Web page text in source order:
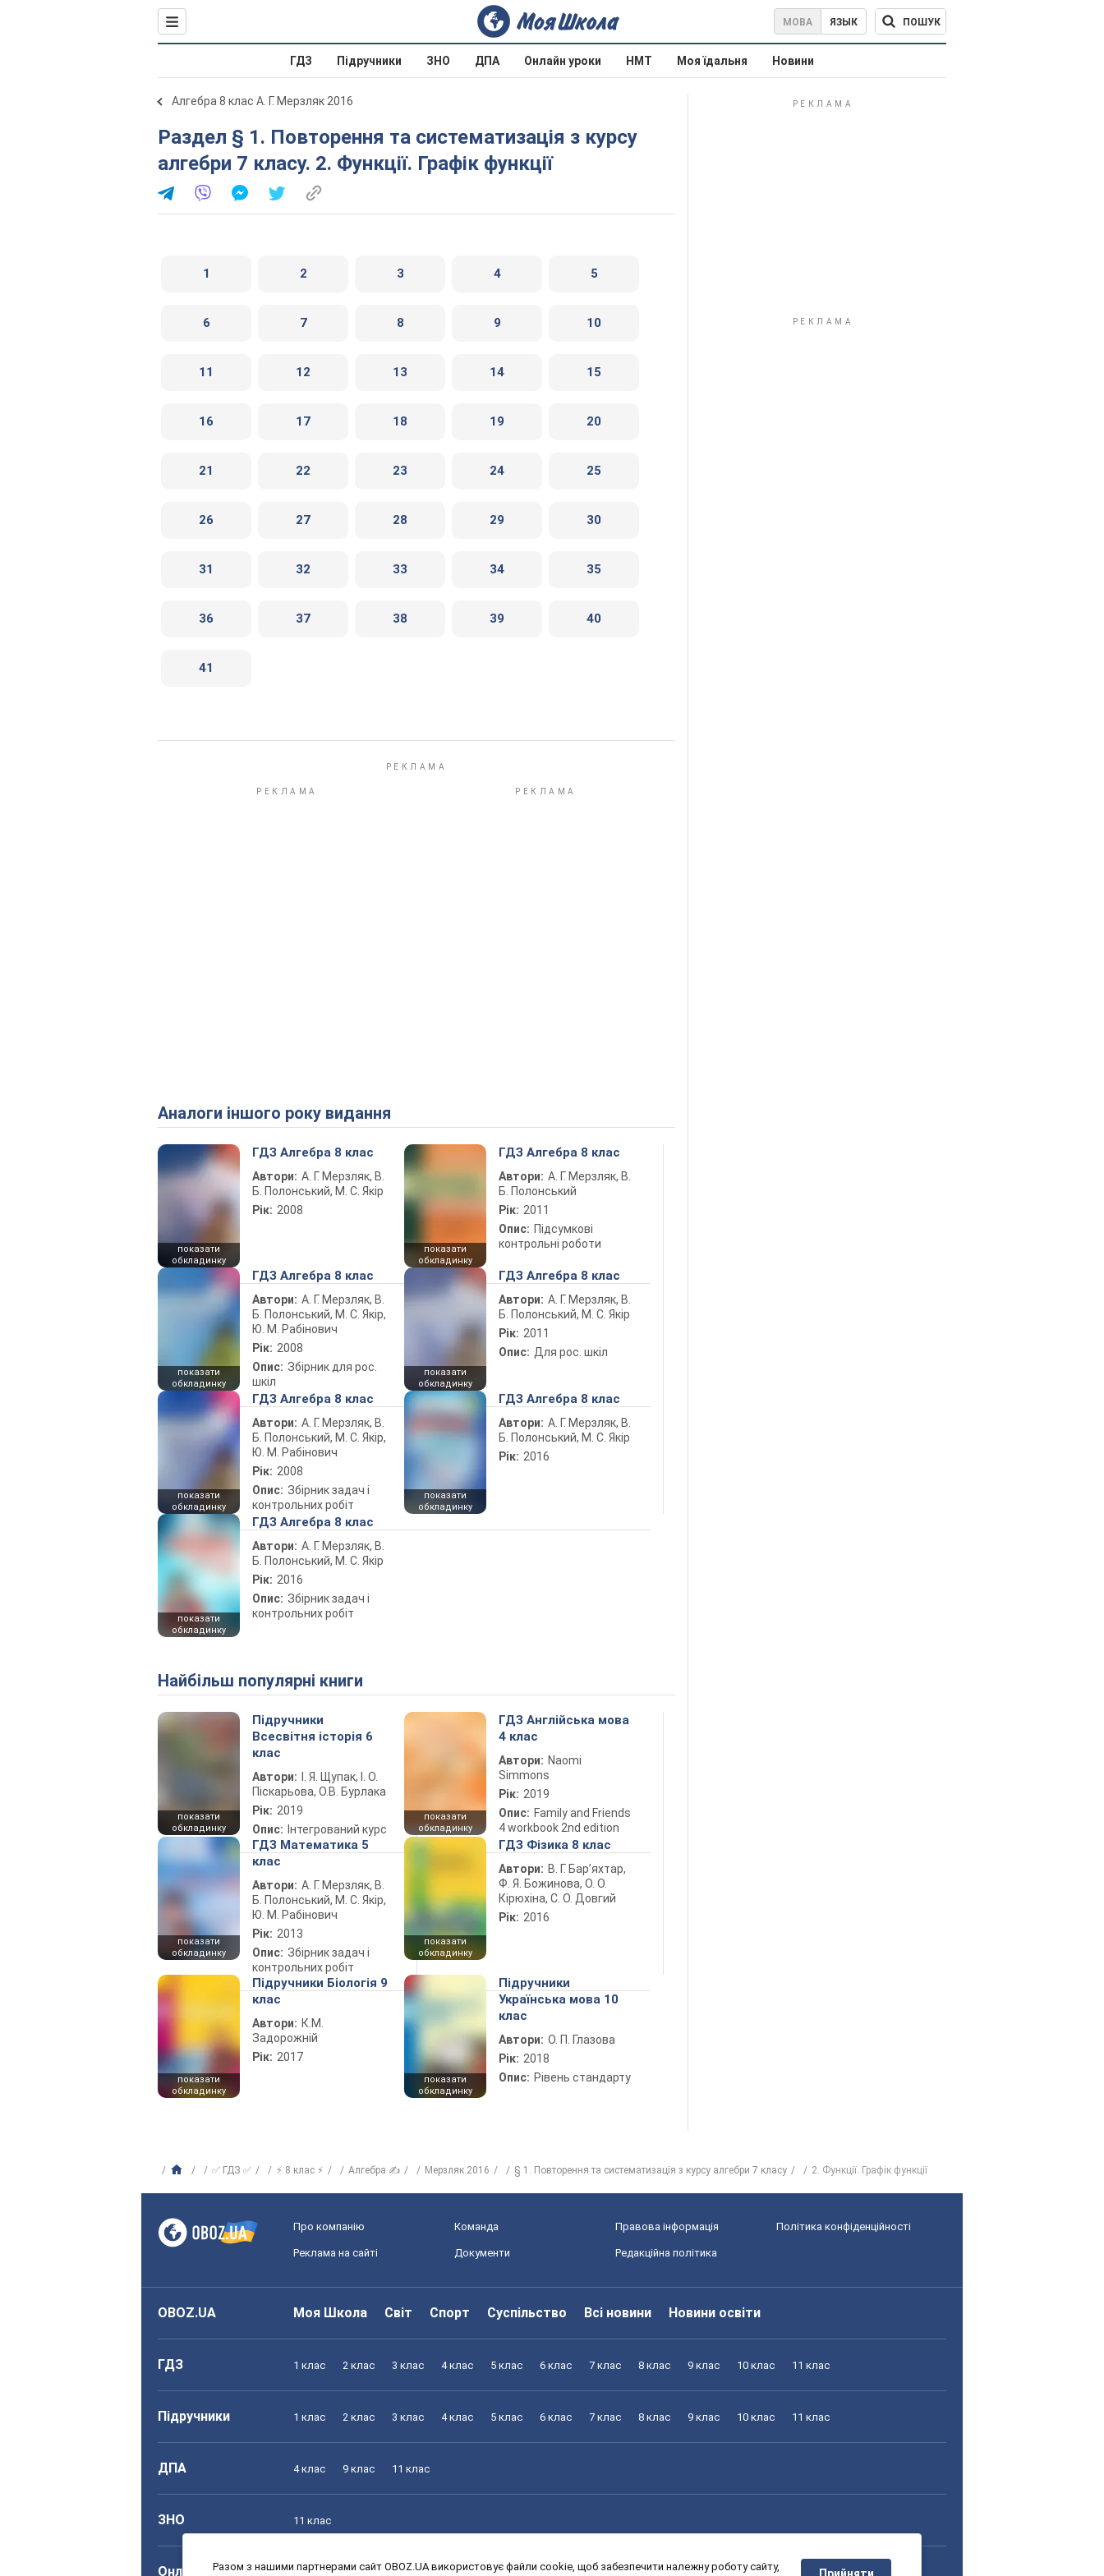
МОВА ЯЗЫК ПОШУК
ГДЗ Підручники ЗНО ДПА Онлайн уроки НМТ Моя їдальня Новини
Алгебра 8 клас А. Г. Мерзляк 2016
Раздел § 1. Повторення та систематизація з курсу
алгебри 7 класу. 2. Функції. Графік функції
1 2 3 4 5
6 7 8 9 10
11 12 13 14 15
16 17 18 19 20
21 22 23 24 25
26 27 28 29 30
31 32 33 34 35
36 37 38 39 40
41
Аналоги іншого року видання
показати
обкладинку
ГДЗ Алгебра 8 клас
Автори: А. Г. Мерзляк, В.
Б. Полонський, М. С. Якір
Рік: 2008
показати
обкладинку
ГДЗ Алгебра 8 клас
Автори: А. Г. Мерзляк, В.
Б. Полонський
Рік: 2011
Опис: Підсумкові
контрольні роботи
показати
обкладинку
ГДЗ Алгебра 8 клас
Автори: А. Г. Мерзляк, В.
Б. Полонський, М. С. Якір,
Ю. М. Рабінович
Рік: 2008
Опис: Збірник для рос.
шкіл
показати
обкладинку
ГДЗ Алгебра 8 клас
Автори: А. Г. Мерзляк, В.
Б. Полонський, М. С. Якір
Рік: 2011
Опис: Для рос. шкіл
показати
обкладинку
ГДЗ Алгебра 8 клас
Автори: А. Г. Мерзляк, В.
Б. Полонський, М. С. Якір,
Ю. М. Рабінович
Рік: 2008
Опис: Збірник задач і
контрольних робіт
показати
обкладинку
ГДЗ Алгебра 8 клас
Автори: А. Г. Мерзляк, В.
Б. Полонський, М. С. Якір
Рік: 2016
показати
обкладинку
ГДЗ Алгебра 8 клас
Автори: А. Г. Мерзляк, В.
Б. Полонський, М. С. Якір
Рік: 2016
Опис: Збірник задач і
контрольних робіт
Найбільш популярні книги
показати
обкладинку
Підручники
Всесвітня історія 6
клас
Автори:
І. Я. Щупак, І. О.
Піскарьова, О.В. Бурлака
Рік: 2019
Опис: Інтегрований курс
показати
обкладинку
ГДЗ Англійська мова
4 клас
Автори: Naomi
Simmons
Рік: 2019
Опис: Family and Friends
4 workbook 2nd edition
показати
обкладинку
ГДЗ Математика 5
клас
Автори: А. Г. Мерзляк, В.
Б. Полонський, М. С. Якір,
Ю. М. Рабінович
Рік: 2013
Опис: Збірник задач і
контрольних робіт
показати
обкладинку
ГДЗ Фізика 8 клас
Автори: В. Г. Бар’яхтар,
Ф. Я. Божинова, О. О.
Кірюхіна, С. О. Довгий
Рік: 2016
показати
обкладинку
Підручники Біологія 9
клас
Автори: К.М.
Задорожній
Рік: 2017
показати
обкладинку
Підручники
Українська мова 10
клас
Автори: О. П. Глазова
Рік: 2018
Опис: Рівень стандарту
✅ ГДЗ ✅ ⚡ 8 клас ⚡ Алгебра ✍ Мерзляк 2016 § 1. Повторення та систематизація з курсу алгебри 7 класу 2. Функції. Графік функції
Про компанію Команда Правова інформація Політика конфіденційності
Реклама на сайті Документи Редакційна політика
OBOZ.UA Моя Школа Світ Спорт Суспільство Всі новини Новини освіти
ГДЗ 1 клас 2 клас 3 клас 4 клас 5 клас 6 клас 7 клас 8 клас 9 клас 10 клас 11 клас
Підручники 1 клас 2 клас 3 клас 4 клас 5 клас 6 клас 7 клас 8 клас 9 клас 10 клас 11 клас
ДПА 4 клас 9 клас 11 клас
ЗНО 11 клас
Онлайн уроки 1 клас 2 клас 3 клас 4 клас 5 клас 6 клас 7 клас 8 клас 9 клас 10 клас 11 клас
Разом з нашими партнерами сайт OBOZ.UA використовує файли cookie, щоб забезпечити належну роботу сайту,